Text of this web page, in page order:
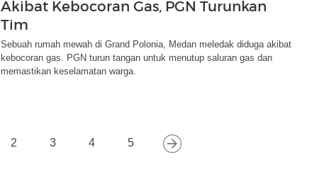
Akibat Kebocoran Gas, PGN Turunkan
Tim
Sebuah rumah mewah di Grand Polonia, Medan meledak diduga akibat
kebocoran gas. PGN turun tangan untuk menutup saluran gas dan
memastikan keselamatan warga.
2 3 4 5